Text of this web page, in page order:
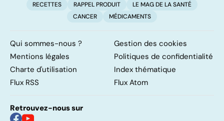
RECETTES RAPPEL PRODUIT
LE MAG DE LA SANTÉ
CANCER
MÉDICAMENTS
Qui sommes-nous ?
Gestion des cookies
Mentions légales
Politiques de confidentialité
Charte d'utilisation
Index thématique
Flux RSS
Flux Atom
Retrouvez-nous sur